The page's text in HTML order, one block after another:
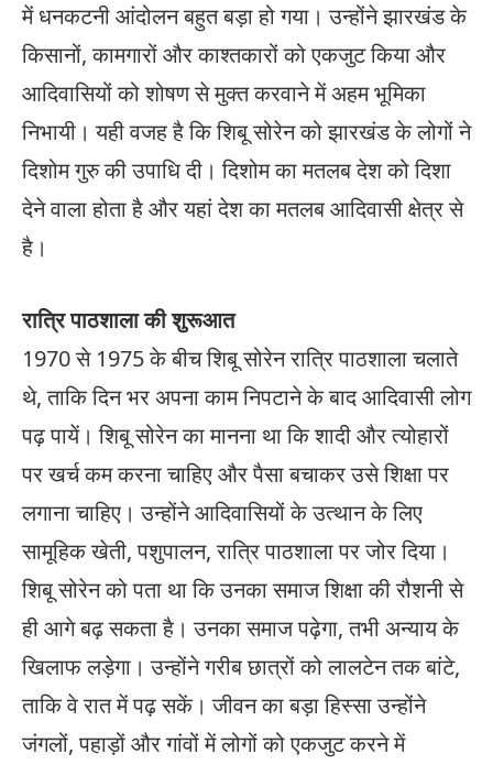
में धनकटनी आंदोलन बहुत बड़ा हो गया। उन्होंने झारखंड के
किसानों, कामगारों और काश्तकारों को एकजुट किया और
आदिवासियों को शोषण से मुक्त करवाने में अहम भूमिका
निभायी। यही वजह है कि शिबू सोरेन को झारखंड के लोगों ने
दिशोम गुरु की उपाधि दी। दिशोम का मतलब देश को दिशा
देने वाला होता है और यहां देश का मतलब आदिवासी क्षेत्र से
है।
रात्रि पाठशाला की शुरूआत
1970 से 1975 के बीच शिबू सोरेन रात्रि पाठशाला चलाते
थे, ताकि दिन भर अपना काम निपटाने के बाद आदिवासी लोग
पढ़ पायें। शिबू सोरेन का मानना था कि शादी और त्योहारों
पर खर्च कम करना चाहिए और पैसा बचाकर उसे शिक्षा पर
लगाना चाहिए। उन्होंने आदिवासियों के उत्थान के लिए
सामूहिक खेती, पशुपालन, रात्रि पाठशाला पर जोर दिया।
शिबू सोरेन को पता था कि उनका समाज शिक्षा की रौशनी से
ही आगे बढ़ सकता है। उनका समाज पढ़ेगा, तभी अन्याय के
खिलाफ लड़ेगा। उन्होंने गरीब छात्रों को लालटेन तक बांटे,
ताकि वे रात में पढ़ सकें। जीवन का बड़ा हिस्सा उन्होंने
जंगलों, पहाड़ों और गांवों में लोगों को एकजुट करने में